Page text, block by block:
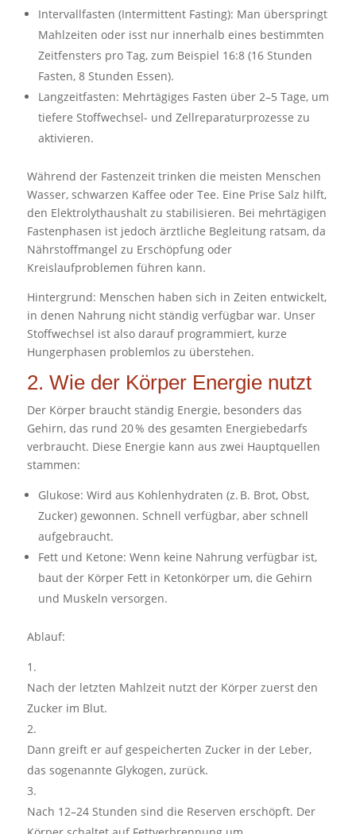
Intervallfasten (Intermittent Fasting): Man überspringt
Mahlzeiten oder isst nur innerhalb eines bestimmten
Zeitfensters pro Tag, zum Beispiel 16:8 (16 Stunden
Fasten, 8 Stunden Essen).
Langzeitfasten: Mehrtägiges Fasten über 2–5 Tage, um
tiefere Stoffwechsel- und Zellreparaturprozesse zu
aktivieren.
Während der Fastenzeit trinken die meisten Menschen
Wasser, schwarzen Kaffee oder Tee. Eine Prise Salz hilft,
den Elektrolythaushalt zu stabilisieren. Bei mehrtägigen
Fastenphasen ist jedoch ärztliche Begleitung ratsam, da
Nährstoffmangel zu Erschöpfung oder
Kreislaufproblemen führen kann.
Hintergrund: Menschen haben sich in Zeiten entwickelt,
in denen Nahrung nicht ständig verfügbar war. Unser
Stoffwechsel ist also darauf programmiert, kurze
Hungerphasen problemlos zu überstehen.
2. Wie der Körper Energie nutzt
Der Körper braucht ständig Energie, besonders das
Gehirn, das rund 20 % des gesamten Energiebedarfs
verbraucht. Diese Energie kann aus zwei Hauptquellen
stammen:
Glukose: Wird aus Kohlenhydraten (z. B. Brot, Obst,
Zucker) gewonnen. Schnell verfügbar, aber schnell
aufgebraucht.
Fett und Ketone: Wenn keine Nahrung verfügbar ist,
baut der Körper Fett in Ketonkörper um, die Gehirn
und Muskeln versorgen.
Ablauf:
Nach der letzten Mahlzeit nutzt der Körper zuerst den
Zucker im Blut.
Dann greift er auf gespeicherten Zucker in der Leber,
das sogenannte Glykogen, zurück.
Nach 12–24 Stunden sind die Reserven erschöpft. Der